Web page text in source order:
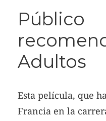
Público
Adultos
Esta película, que
Francia en la